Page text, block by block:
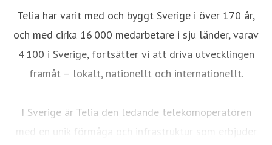
Telia har varit med och byggt Sverige i över 170 år,
och med cirka 16 000 medarbetare i sju länder, varav
4 100 i Sverige, fortsätter vi att driva utvecklingen
framåt – lokalt, nationellt och internationellt.
I Sverige är Telia den ledande telekomoperatören
med en unik förmåga och infrastruktur som erbjuder